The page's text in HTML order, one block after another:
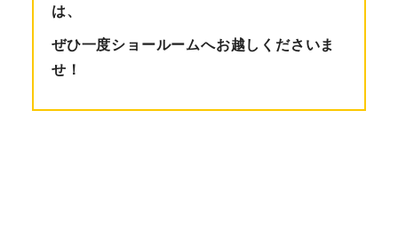
は、
ぜひ一度ショールームへお越しくださいま
せ！